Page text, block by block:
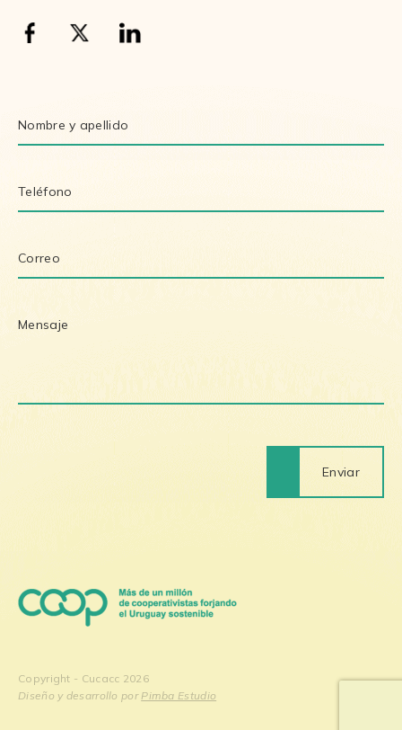
Enviar
Copyright - Cucacc 2026
Diseño y desarrollo por Pimba Estudio